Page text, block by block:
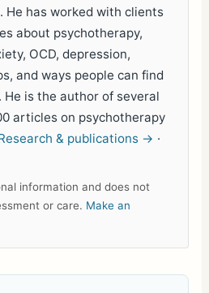
He has worked with clients
about psychotherapy,
OCD, depression,
and ways people can find
is the author of several
articles on psychotherapy
& publications → ·
information and does not
or care. Make an